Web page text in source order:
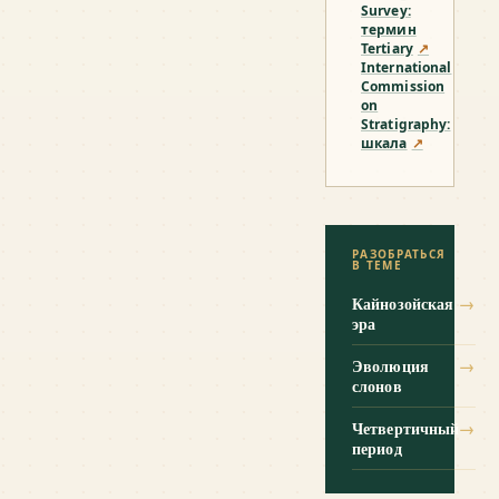
Survey:
термин
Tertiary ↗
International
Commission
on
Stratigraphy:
шкала ↗
РАЗОБРАТЬСЯ
В ТЕМЕ
Кайнозойская
эра
→
Эволюция
слонов
→
Четвертичный
период
→